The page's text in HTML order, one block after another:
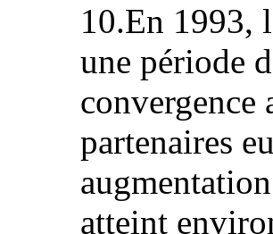
10.En 1993,
une période
convergence
partenaires
atteint